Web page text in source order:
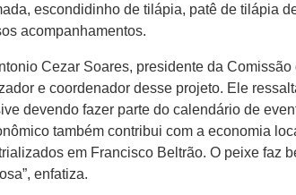
escondidinho de tilápia, patê de tilápia
acompanhamentos.
Cezar Soares, presidente da Comissão
e coordenador desse projeto. Ele
devendo fazer parte do calendário de
também contribui com a economia
em Francisco Beltrão. O peixe faz
enfatiza.